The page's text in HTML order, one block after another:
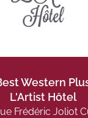
Western
L'Artist Hôtel
Frédéric Joliot